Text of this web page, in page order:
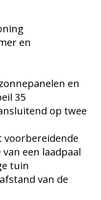
en
en
35
op twee
voorbereidende
een laadpaal
tuin
van de